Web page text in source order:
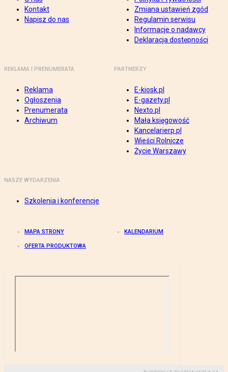
Kontakt
Napisz do nas
Zmiana ustawień zgód
Regulamin serwisu
Informacje o nadawcy
Deklaracja dostępności
REKLAMA I PRENUMERATA
Reklama
Ogłoszenia
Prenumerata
Archiwum
PARTNERZY
E-kiosk.pl
E-gazety.pl
Nexto.pl
Mała księgowość
Kancelarierp.pl
Wieści Rolnicze
Życie Warszawy
NASZE WYDARZENIA
Szkolenia i konferencje
MAPA STRONY KALENDARIUM
OFERTA PRODUKTOWA